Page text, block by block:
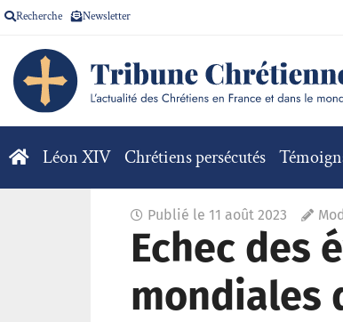
Recherche Newsletter
Léon XIV Chrétiens persécutés
Publié le 11 août 2023
Echec des
mondiales